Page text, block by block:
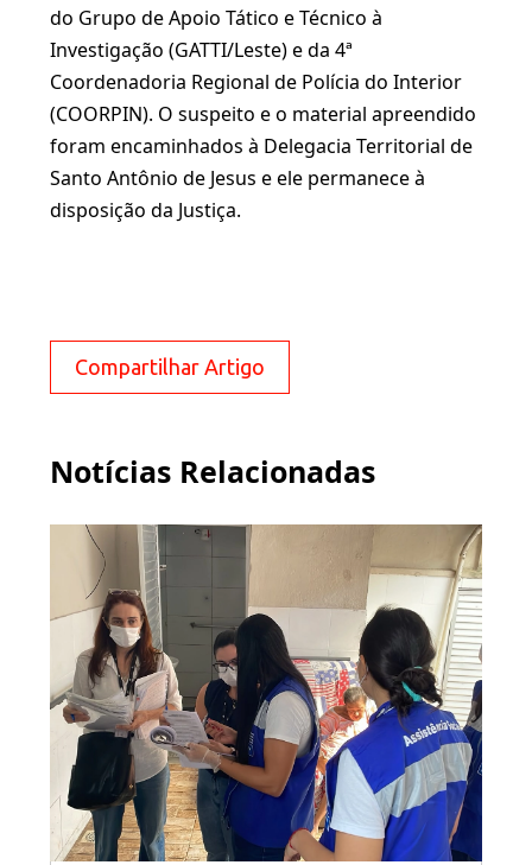
do Grupo de Apoio Tático e Técnico à
Investigação (GATTI/Leste) e da 4ª
Coordenadoria Regional de Polícia do Interior
(COORPIN). O suspeito e o material apreendido
foram encaminhados à Delegacia Territorial de
Santo Antônio de Jesus e ele permanece à
disposição da Justiça.
Compartilhar Artigo
Notícias Relacionadas